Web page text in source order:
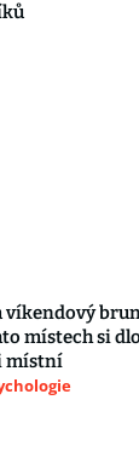
víkendový
místech si
místní